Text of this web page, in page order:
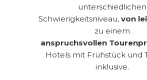
unterschiedlichen
Schwierigkeitsniveau, von
zu einem
anspruchsvollen
Hotels mit Frühstück und
inklusive.